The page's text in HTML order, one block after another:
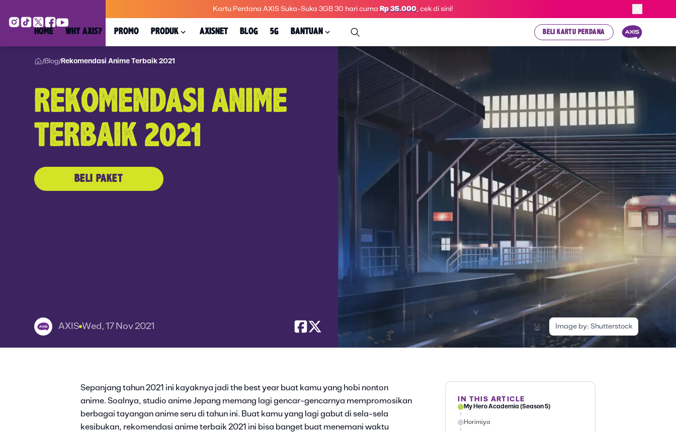
Kartu Perdana AXIS Suka-Suka 3GB 30 hari cuma Rp 35.000, cek di sini!
HOME WHY AXIS? PROMO PRODUK AXISNET BLOG 5G BANTUAN BELI KARTU PERDANA
/Blog/Rekomendasi Anime Terbaik 2021
REKOMENDASI ANIME
TERBAIK 2021
BELI PAKET
AXIS Wed, 17 Nov 2021 Image by: Shutterstock
Sepanjang tahun 2021 ini kayaknya jadi the best year buat kamu yang hobi nonton
anime. Soalnya, studio anime Jepang memang lagi gencar-gencarnya mempromosikan
berbagai tayangan anime seru di tahun ini. Buat kamu yang lagi gabut di sela-sela
kesibukan, rekomendasi anime terbaik 2021 ini bisa banget buat menemani waktu
IN THIS ARTICLE
My Hero Academia (Season 5)
Horimiya